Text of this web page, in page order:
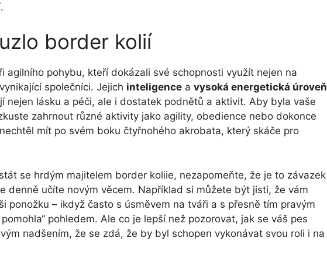
border kolií
agilního pohybu, kteří dokázali své schopnosti využít nejen na
společníci. Jejich inteligence a vysoká energetická úroveň
nejen lásku a péči, ale i dostatek podnětů a aktivit. Aby byla vaše
zahrnout různé aktivity jako agility, obedience nebo dokonce
mít po svém boku čtyřnohého akrobata, který skáče pro
se hrdým majitelem border koliie, nezapomeňte, že je to závazek
denně učíte novým věcem. Například si můžete být jisti, že vám
ponožku – ikdyž často s úsměvem na tváři a s přesně tím pravým
pohledem. Ale co je lepší než pozorovat, jak se váš pes
nadšením, že se zdá, že by byl schopen vykonávat svou roli i na